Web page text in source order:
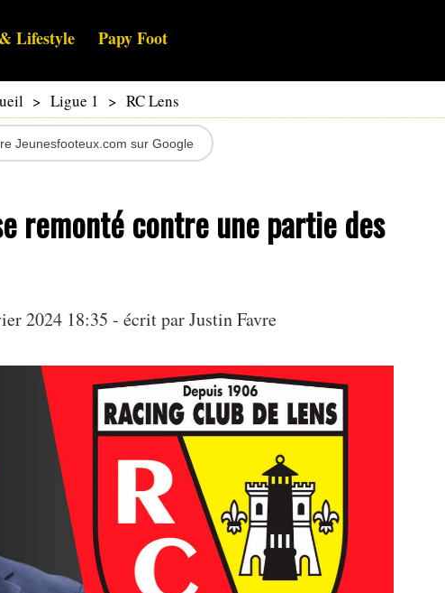
Lifestyle Papy Foot
> Ligue 1 > RC Lens
Jeunesfooteux.com sur Google
remonté contre une partie des
2024 18:35 - écrit parJustin Favre